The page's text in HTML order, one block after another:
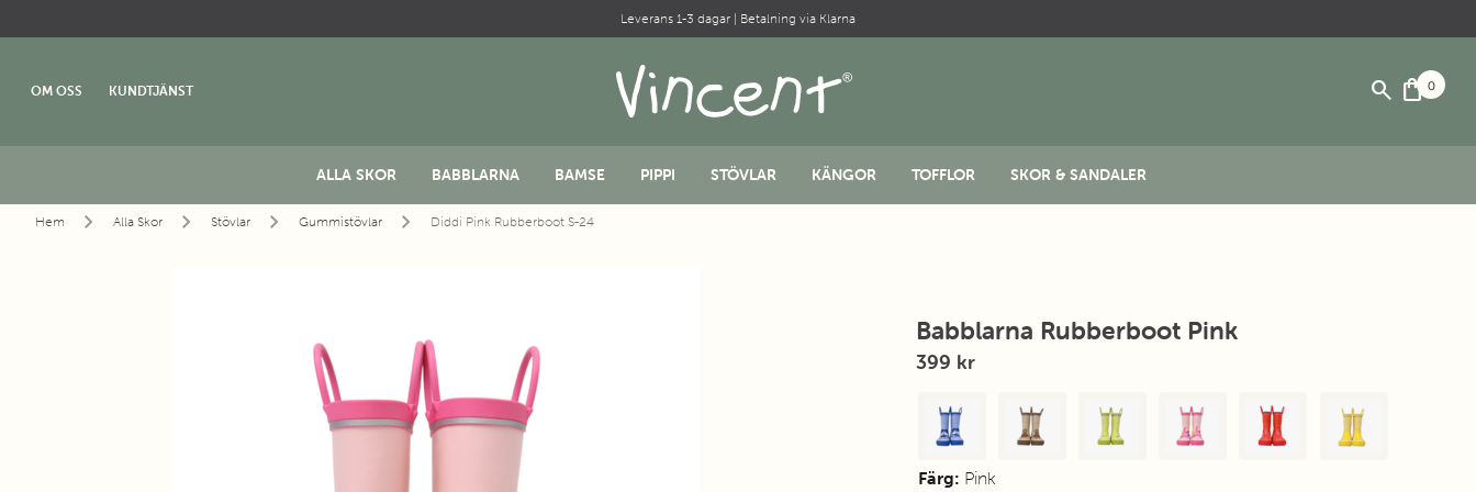
Leverans 1-3 dagar | Betalning via Klarna
OM OSS KUNDTJÄNST 0
shopping_bag
search
ALLA SKOR BABBLARNA BAMSE PIPPI STÖVLAR KÄNGOR TOFFLOR SKOR & SANDALER
Hem Alla Skor Stövlar Gummistövlar Diddi Pink Rubberboot S-24
Babblarna Rubberboot Pink
399 kr
Färg: Pink